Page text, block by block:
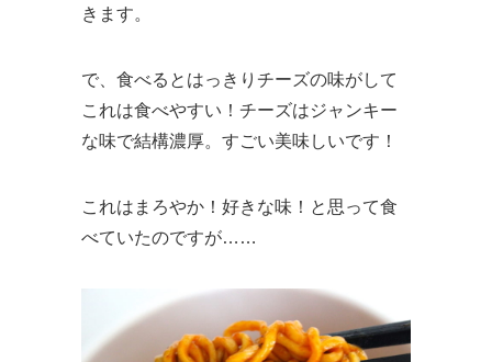
きます。
で、食べるとはっきりチーズの味がして
これは食べやすい！チーズはジャンキー
な味で結構濃厚。すごい美味しいです！
これはまろやか！好きな味！と思って食
べていたのですが……